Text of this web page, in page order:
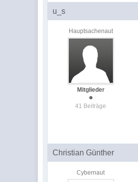
u_s
Hauptsachenaut
Mitglieder
41 Beiträge
Christian Günther
Cybernaut